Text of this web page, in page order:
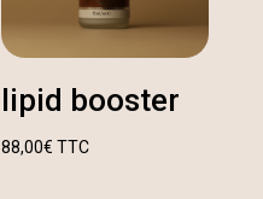
lipid booster
88,00€ TTC